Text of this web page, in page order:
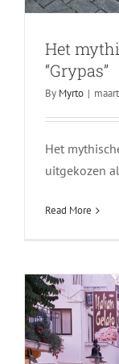
Het
“Grypas”
By Myrto |
Het
uitgekozen
Read More